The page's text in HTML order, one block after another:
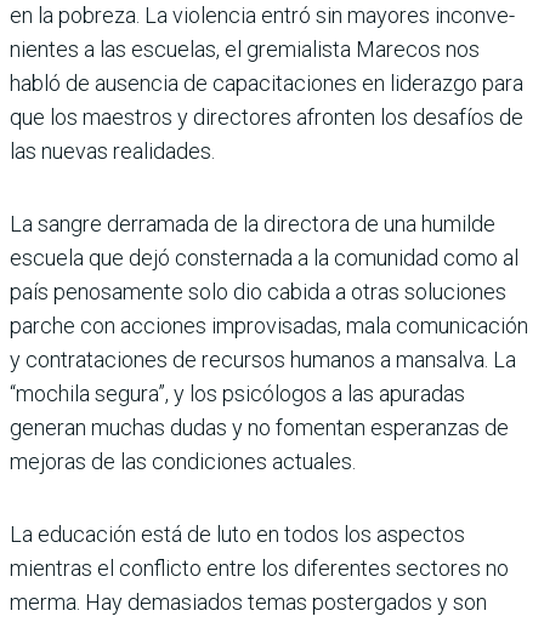
en la pobreza. La violencia entró sin mayores inconve­
nientes a las escuelas, el gremialista Mare­cos nos
habló de ausencia de capacitacio­nes en liderazgo para
que los maestros y directores afronten los desafíos de
las nue­vas realidades.
La sangre derramada de la directora de una humilde
escuela que dejó consternada a la comunidad como al
país penosamente solo dio cabida a otras soluciones
parche con acciones improvisadas, mala comunicación
y contrataciones de recursos humanos a mansalva. La
“mochila segura”, y los psicó­logos a las apuradas
generan muchas dudas y no fomentan esperanzas de
mejoras de las condiciones actuales.
La educación está de luto en todos los aspec­tos
mientras el conflicto entre los diferentes sectores no
merma. Hay demasiados temas postergados y son